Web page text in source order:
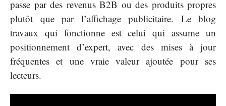
passe par des revenus B2B ou des produits propres
plutôt que par l’affichage publicitaire. Le blog
travaux qui fonctionne est celui qui assume un
positionnement d’expert, avec des mises à jour
fréquentes et une vraie valeur ajoutée pour ses
lecteurs.